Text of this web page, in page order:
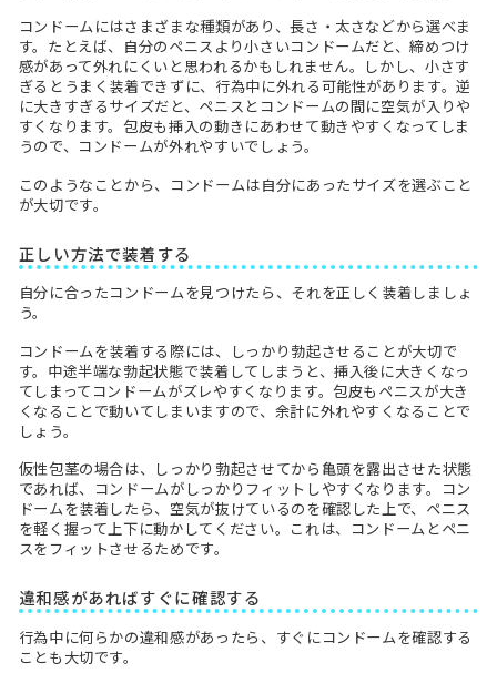
コンドームにはさまざまな種類があり、長さ・太さなどから選べま
す。たとえば、自分のペニスより小さいコンドームだと、締めつけ
感があって外れにくいと思われるかもしれません。しかし、小さす
ぎるとうまく装着できずに、行為中に外れる可能性があります。逆
に大きすぎるサイズだと、ペニスとコンドームの間に空気が入りや
すくなります。包皮も挿入の動きにあわせて動きやすくなってしま
うので、コンドームが外れやすいでしょう。
このようなことから、コンドームは自分にあったサイズを選ぶこと
が大切です。
正しい方法で装着する
自分に合ったコンドームを見つけたら、それを正しく装着しましょ
う。
コンドームを装着する際には、しっかり勃起させることが大切で
す。中途半端な勃起状態で装着してしまうと、挿入後に大きくなっ
てしまってコンドームがズレやすくなります。包皮もペニスが大き
くなることで動いてしまいますので、余計に外れやすくなることで
しょう。
仮性包茎の場合は、しっかり勃起させてから亀頭を露出させた状態
であれば、コンドームがしっかりフィットしやすくなります。コン
ドームを装着したら、空気が抜けているのを確認した上で、ペニス
を軽く握って上下に動かしてください。これは、コンドームとペニ
スをフィットさせるためです。
違和感があればすぐに確認する
行為中に何らかの違和感があったら、すぐにコンドームを確認する
ことも大切です。